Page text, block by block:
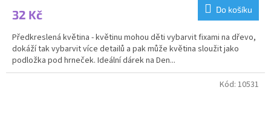
32 Kč Do košíku
Předkreslená květina - květinu mohou děti vybarvit fixami na dřevo,
dokáží tak vybarvit více detailů a pak může květina sloužit jako
podložka pod hrneček. Ideální dárek na Den...
Kód: 10531